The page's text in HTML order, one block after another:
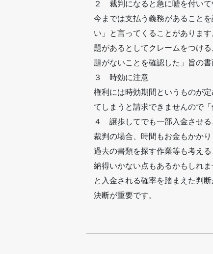
２ 裁判になると急に嘘を付いて
今までは支払う義務があること
い」と言ってくることがありま
題があるとしてクレームをつけ
題がないことを確認した」旨の
３ 時効に注意
権利には時効期間というものが
てしまうと請求できませんので
４ 譲歩してでも一部入金させる
裁判の場合、時間もお金もかか
過去の書類を探す作業等も考え
納得いかない点もあるかもしれ
と入金される確率を踏まえた判
決断が重要です。